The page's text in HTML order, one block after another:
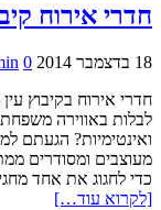
חדרי אירוח
18 בדצמבר 2014
0
חדרי אירוח בקיבוץ
לבלות באווירה
ואינטימיות? הגעתם
מעוצבים ומסודרים
כדי לחגוג את אחד
[לקרוא עוד…]